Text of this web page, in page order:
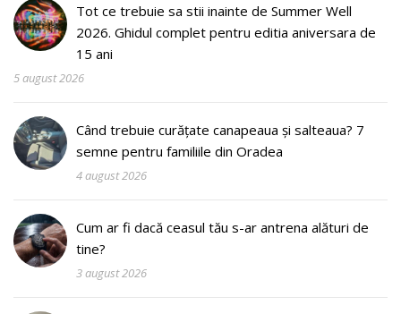
Tot ce trebuie sa stii inainte de Summer Well
2026. Ghidul complet pentru editia aniversara de
15 ani
5 august 2026
Când trebuie curățate canapeaua și salteaua? 7
semne pentru familiile din Oradea
4 august 2026
Cum ar fi dacă ceasul tău s-ar antrena alături de
tine?
3 august 2026